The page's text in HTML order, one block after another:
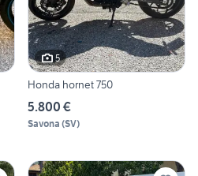
5
Honda hornet 750
5.800 €
Savona (SV)